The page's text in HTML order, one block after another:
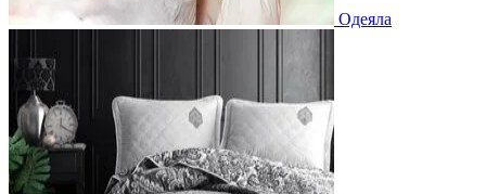
Одеяла